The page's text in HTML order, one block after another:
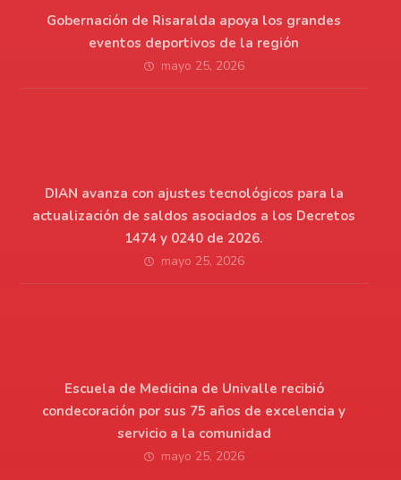
Gobernación de Risaralda apoya los grandes
eventos deportivos de la región
mayo 25, 2026
DIAN avanza con ajustes tecnológicos para la
actualización de saldos asociados a los Decretos
1474 y 0240 de 2026.
mayo 25, 2026
Escuela de Medicina de Univalle recibió
condecoración por sus 75 años de excelencia y
servicio a la comunidad
mayo 25, 2026